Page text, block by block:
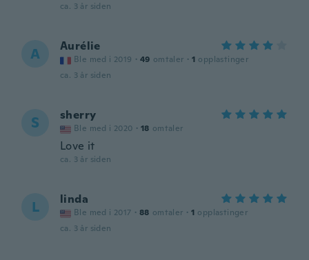
ca. 3 år siden
A Aurélie
Ble med i 2019 · 49 omtaler · 1 opplastinger
ca. 3 år siden
S sherry
Ble med i 2020 · 18 omtaler
Love it
ca. 3 år siden
L linda
Ble med i 2017 · 88 omtaler · 1 opplastinger
ca. 3 år siden